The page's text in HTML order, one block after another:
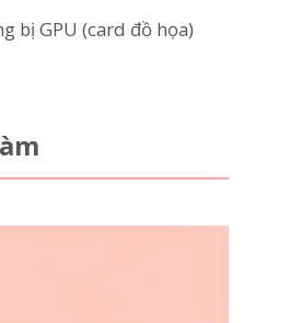
bị GPU (card đồ họa)